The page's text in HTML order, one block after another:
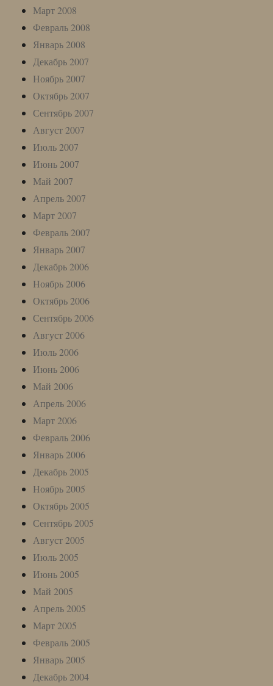
Март 2008
Февраль 2008
Январь 2008
Декабрь 2007
Ноябрь 2007
Октябрь 2007
Сентябрь 2007
Август 2007
Июль 2007
Июнь 2007
Май 2007
Апрель 2007
Март 2007
Февраль 2007
Январь 2007
Декабрь 2006
Ноябрь 2006
Октябрь 2006
Сентябрь 2006
Август 2006
Июль 2006
Июнь 2006
Май 2006
Апрель 2006
Март 2006
Февраль 2006
Январь 2006
Декабрь 2005
Ноябрь 2005
Октябрь 2005
Сентябрь 2005
Август 2005
Июль 2005
Июнь 2005
Май 2005
Апрель 2005
Март 2005
Февраль 2005
Январь 2005
Декабрь 2004